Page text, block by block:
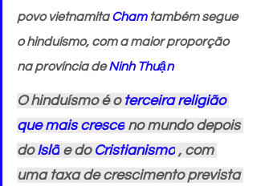
povo vietnamita Cham também segue
o hinduísmo, com a maior proporção
na província de Ninh Thuận
O hinduísmo é o terceira religião
que mais cresce no mundo depois
do Islã e do Cristianismo , com
uma taxa de crescimento prevista